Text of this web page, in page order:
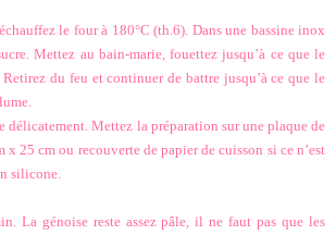
le four à 180°C (th.6). Dans une bassine inox
Mettez au bain-marie, fouettez jusqu’à ce que le
du feu et continuer de battre jusqu’à ce que le
délicatement. Mettez la préparation sur une plaque de
x 25 cm ou recouverte de papier de cuisson si ce n’est
silicone.
La génoise reste assez pâle, il ne faut pas que les